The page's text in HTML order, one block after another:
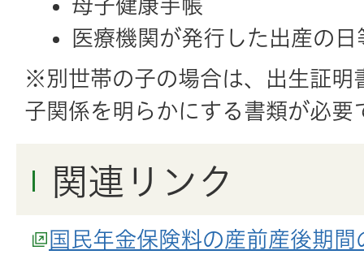
母子健康手帳
医療機関が発行した出産の日
※別世帯の子の場合は、出生証明
子関係を明らかにする書類が必要
関連リンク
国民年金保険料の産前産後期